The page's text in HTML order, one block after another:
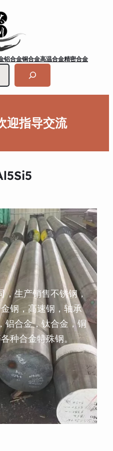
铝合金铜合金高温合金精密合金
迎指导交流
，生产销售不锈钢，
钢，高速钢，轴承
铝合金，钛合金，铜
种合金特殊钢。